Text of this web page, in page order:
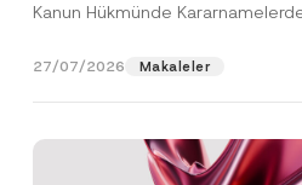
Kanun Hükmünde
27/07/2026 Makaleler